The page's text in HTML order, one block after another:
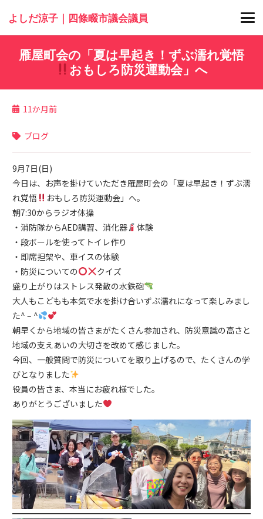
よしだ涼子｜四條畷市議会議員
雁屋町会の「夏は早起き！ずぶ濡れ覚悟
おもしろ防災運動会」へ
11か月前
ブログ
9月7日(日)
今日は、お声を掛けていただき雁屋町会の「夏は早起き！ずぶ濡
れ覚悟
おもしろ防災運動会」へ。
朝7:30からラジオ体操
・消防隊からAED講習、消化器
体験
・段ボールを使ってトイレ作り
・即席担架や、車イスの体験
・防災についての
クイズ
盛り上がりはストレス発散の水鉄砲
大人もこどもも本気で水を掛け合いずぶ濡れになって楽しみまし
た^ – ^
朝早くから地域の皆さまがたくさん参加され、防災意識の高さと
地域の支えあいの大切さを改めて感じました。
今回、一般質問で防災についてを取り上げるので、たくさんの学
びとなりました
役員の皆さま、本当にお疲れ様でした。
ありがとうございました